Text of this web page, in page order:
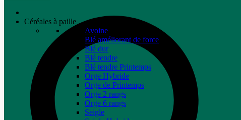
Céréales à paille
Avoine
Blé améliorant de force
Blé dur
Blé tendre
Blé tendre Printemps
Orge Hybride
Orge de Printemps
Orge 2 rangs
Orge 6 rangs
Seigle